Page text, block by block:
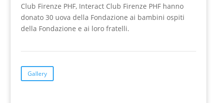
Club Firenze PHF, Interact Club Firenze PHF hanno
donato 30 uova della Fondazione ai bambini ospiti
della Fondazione e ai loro fratelli.
Gallery